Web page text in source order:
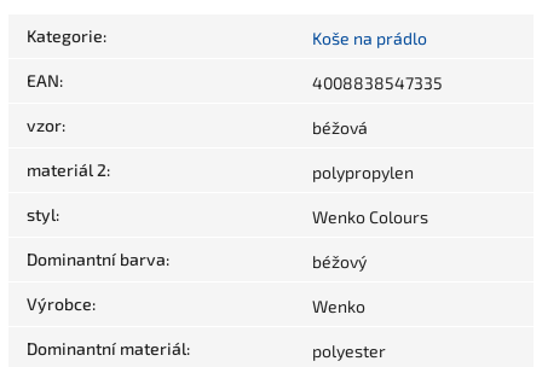
Kategorie: Koše na prádlo
EAN: 4008838547335
vzor: béžová
materiál 2: polypropylen
styl: Wenko Colours
Dominantní barva: béžový
Výrobce: Wenko
Dominantní materiál: polyester